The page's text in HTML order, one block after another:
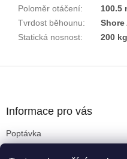
Poloměr otáčení:
100.5
Tvrdost běhounu:
Shore
Statická nosnost: 200 kg
Informace pro vás
Poptávka